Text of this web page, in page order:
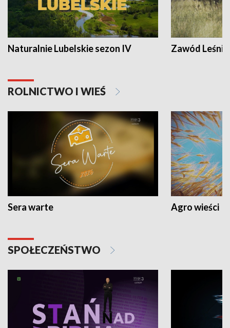
Naturalnie Lubelskie sezon IV Zawód Leśnik
ROLNICTWO I WIEŚ
Sera warte Agro wieści
SPOŁECZEŃSTWO